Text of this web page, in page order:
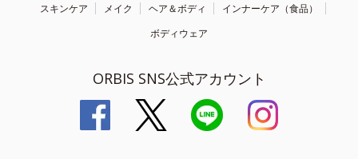
スキンケア メイク ヘア＆ボディ
インナーケア（食品）
ボディウェア
ORBIS SNS公式アカウント